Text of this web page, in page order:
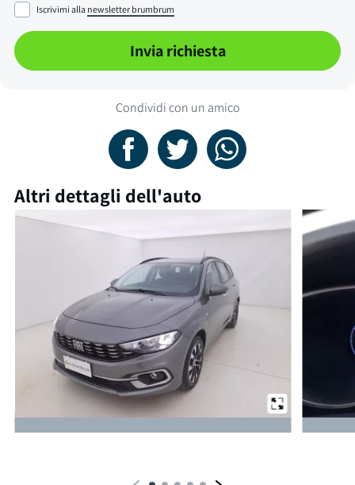
Iscrivimi alla newsletter brumbrum
Invia richiesta
Condividi con un amico
Altri dettagli dell'auto
Da un'altra prospettiva